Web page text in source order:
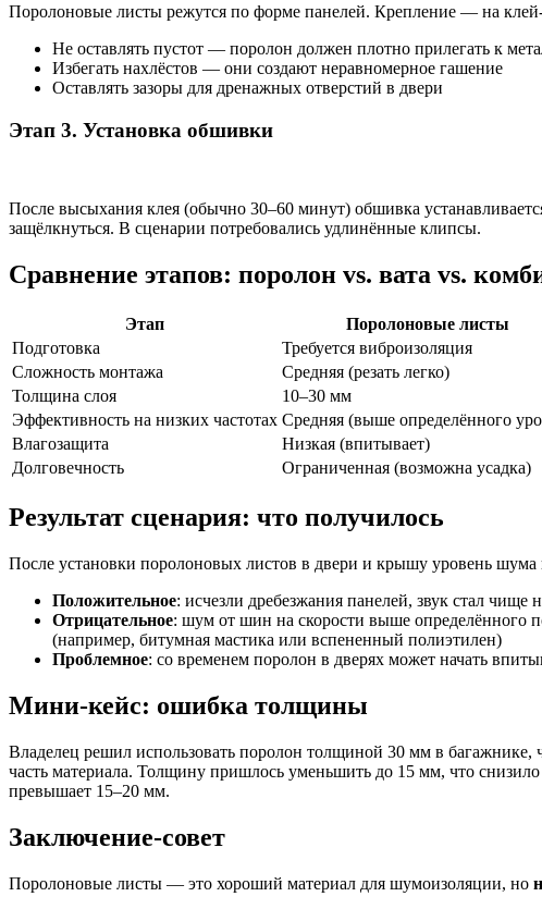
Поролоновые листы режутся по форме панелей. Крепление — на
Не оставлять пустот — поролон должен плотно прилегать к
Избегать нахлёстов — они создают неравномерное гашение
Оставлять зазоры для дренажных отверстий в двери
Этап 3. Установка обшивки
После высыхания клея (обычно 30–60 минут) обшивка
защёлкнуться. В сценарии потребовались удлинённые клипсы.
Сравнение этапов: поролон vs. вата vs.
Этап Поролоновые листы
Подготовка
Требуется виброизоляция
Сложность монтажа
Средняя (резать легко)
Толщина слоя
10–30 мм
Эффективность на низких частотах Средняя (выше определённого
Влагозащита
Низкая (впитывает)
Долговечность
Ограниченная (возможна усадка)
Результат сценария: что получилось
После установки поролоновых листов в двери и крышу уровень
Положительное: исчезли дребезжания панелей, звук стал чище
Отрицательное: шум от шин на скорости выше определённого
(например, битумная мастика или вспененный полиэтилен)
Проблемное: со временем поролон в дверях может начать
Мини-кейс: ошибка толщины
Владелец решил использовать поролон толщиной 30 мм в багажнике,
часть материала. Толщину пришлось уменьшить до 15 мм, что
превышает 15–20 мм.
Заключение-совет
Поролоновые листы — это хороший материал для шумоизоляции, но